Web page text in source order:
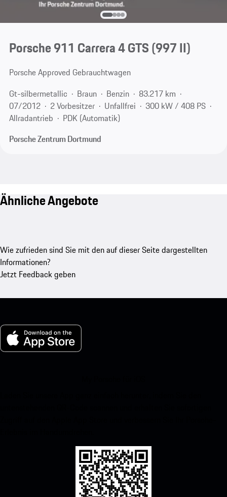
Porsche 911 Carrera 4 GTS(997 II)
Porsche Approved Gebrauchtwagen
Gt-silbermetallic
Braun Benzin
83.217 km
07/2012
2 Vorbesitzer Unfallfrei
300 kW / 408 PS
Allradantrieb
PDK (Automatik)
Porsche Zentrum Dortmund
Ähnliche Angebote
Wie zufrieden sind Sie mit den auf dieser Seite dargestellten
Informationen?
Jetzt Feedback geben